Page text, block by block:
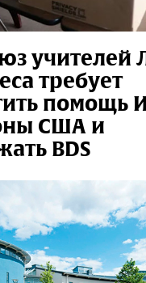
учителей
требует
помощь
США и
BDS